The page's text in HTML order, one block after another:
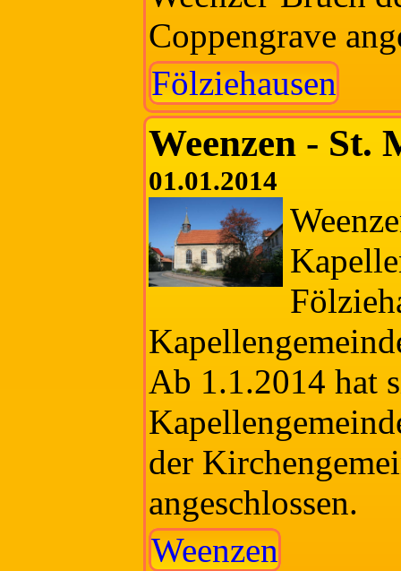
Coppengrave
Fölziehausen
Weenzen - St.
01.01.2014
Ab 1.1.2014 hat
der
angeschlossen.
Weenzen